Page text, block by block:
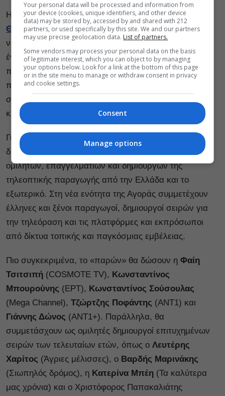
Η Αγορά του 63ου Φεστιβάλ Κινηματογράφου
Θεσσαλονίκηςεγκαινιάζει τον Νοέμβριο του 2022 τη
νέα ενότητα Agora Series με στόχο να δημιουργήσει
ένα δίκτυο επικοινωνίας με τους επαγγελματίες της
παραγωγής σειρών για τα τηλεοπτικά δίκτυα και τις
πλατφόρμες και να αποτελέσει σταθερό σημείο
συνάντησης και βήμα για κινήσεις ανάπτυξης του
κλάδου.
Για τη φετινή χρονιά, το πρόγραμμα περιλαμβάνει
δράσεις δικτύωσης και πάνελ με τη συμμετοχή
ομιλητών, επαγγελματιών και δημιουργών της
τηλεοπτικής παραγωγής από την Ελλάδα και το
εξωτερικό. Στη νέα ενότητα της Αγοράς συμμετέχουν
έλληνες και ξένοι παραγωγοί, δημιουργοί σειρών για
την τηλεόραση και τις πλατφόρμες και εκπρόσωποι
από δίκτυα τοπικής και παγκόσμιας εμβέλειας.
Πιο συγκεκριμένα, το «παρών» θα δώσουν η Φαίη
Τσιτσιπή (COSMOTE TV), Κωνσταντίνος
Μπουρούνης (ΕΡΤ), Κωνσταντίνος Σούσουλας
(Mega Channel), Τζώρτζης Ποφάντης (ΑΝΤ1) και
Γιάννης Δώνος (ANT1+). Παράλληλα, θα
συμμετάσχουν ως ομιλητές δημιουργοί επιτυχημένων
σειρών των τελευταίων ετών, όπως ο Λευτέρης
Χαρίτος (Άγριες μέλισσες), ο Βαρδής Μαρινάκης
(Σιωπηλός δρόμος), η Κατερίνα Μπέη (Τα καλύτερα
μας χρόνια) και ο Χριστόφορος Παπακαλιάτης
Your personal data will be processed and information from
your device (cookies, unique identifiers, and other device
data) may be stored by, accessed by and shared with 212
partners, or used specifically by this site. We and our partners
may use precise geolocation data. List of partners.
Some vendors may process your personal data on the basis
of legitimate interest, which you can object to by managing
your options below. Look for a link at the bottom of this page
or in the site menu to manage or withdraw consent in privacy
and cookie settings.
Consent
Manage options